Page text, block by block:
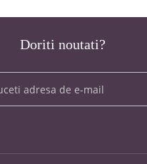
Doriti noutati?